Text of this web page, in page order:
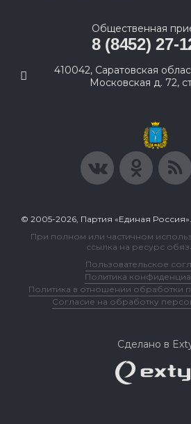
Общественная
8 (8452) 27-
410042, Саратовская
Московская д. 72,
© 2005-2026, Партия «Единая
При полном или частичном
ссылка на ресурс
Пользовательское
Политика
Политика в отношении обработки
Согласие на обработку
Сделано в